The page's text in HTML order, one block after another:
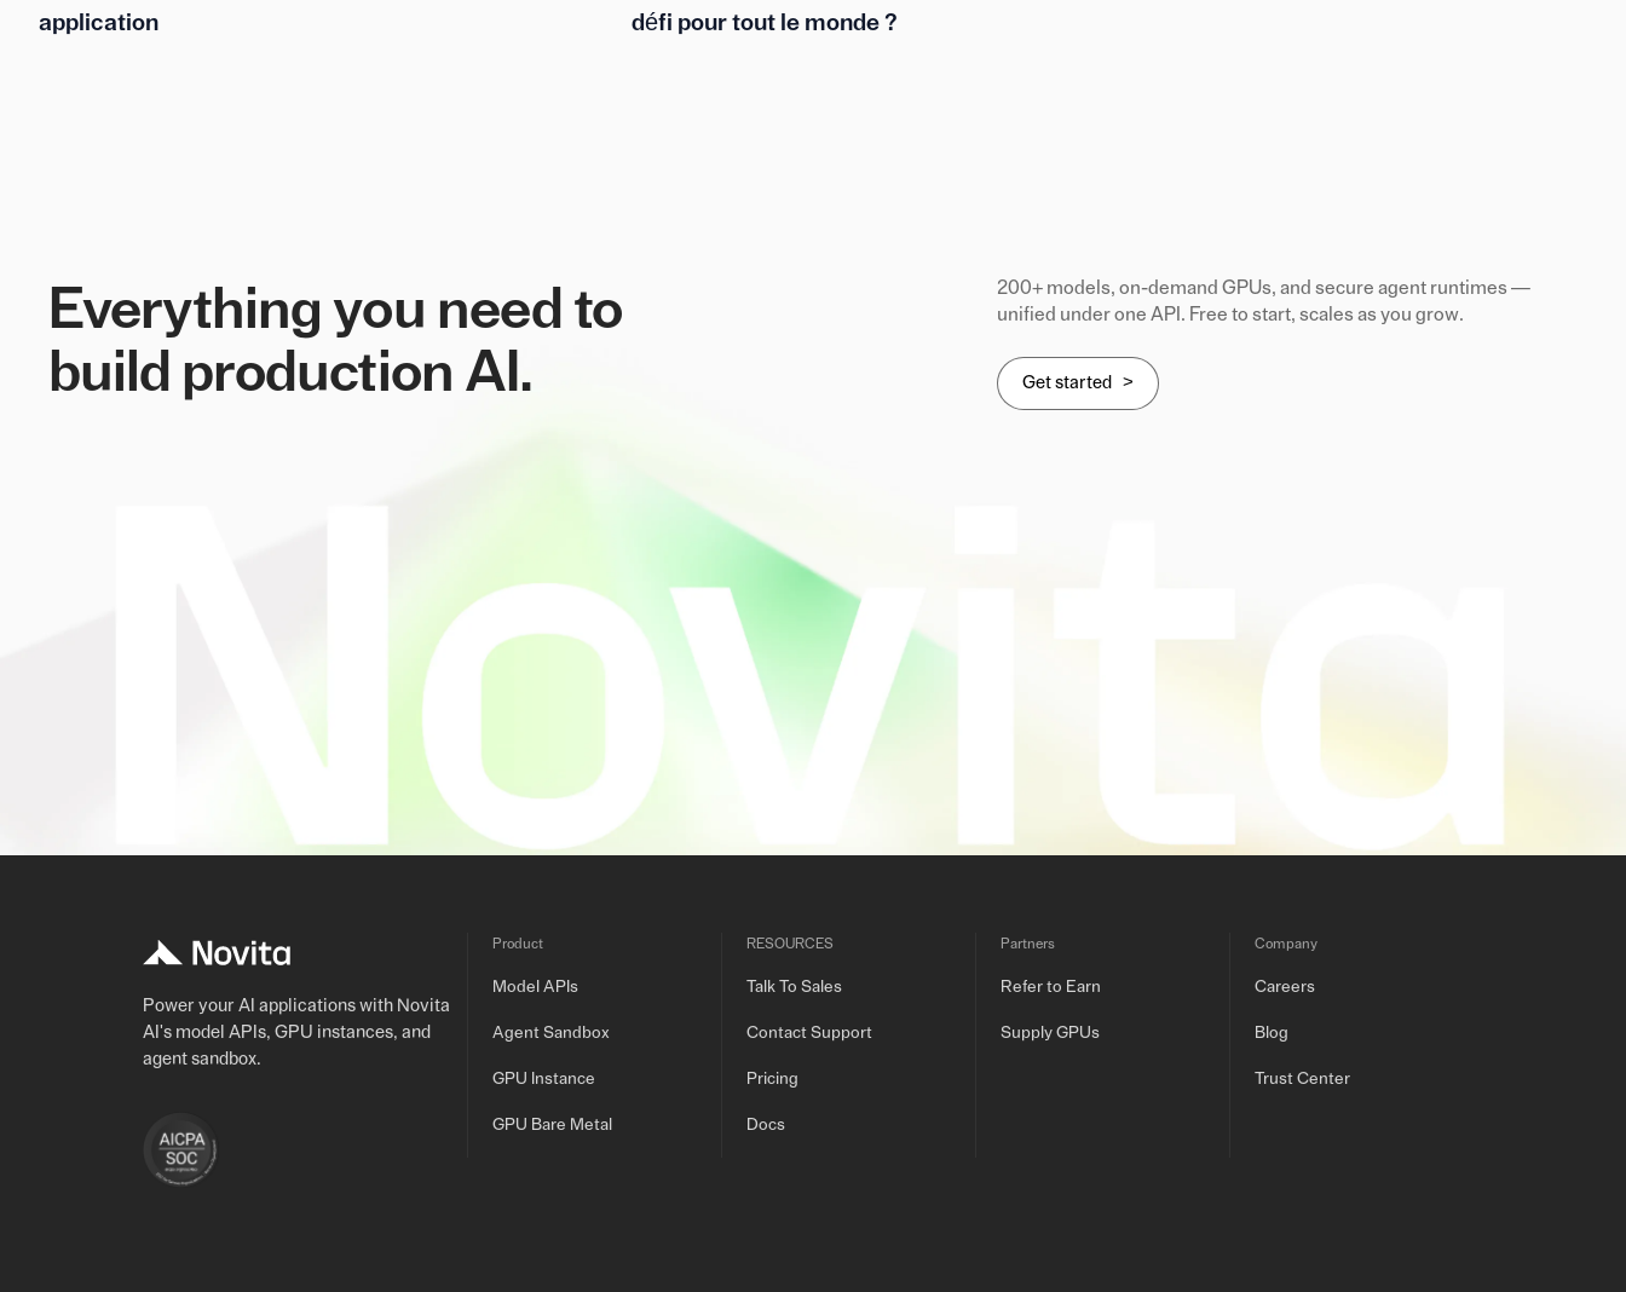
application
défi pour tout le monde ?
Everything you need to
build production AI.
200+ models, on-demand GPUs, and secure agent runtimes —
unified under one API. Free to start, scales as you grow.
Get started >
Power your AI applications with Novita
AI's model APIs, GPU instances, and
agent sandbox.
Product
Model APIs
Agent Sandbox
GPU Instance
GPU Bare Metal
RESOURCES
Talk To Sales
Contact Support
Pricing
Docs
Partners
Refer to Earn
Supply GPUs
Company
Careers
Blog
Trust Center